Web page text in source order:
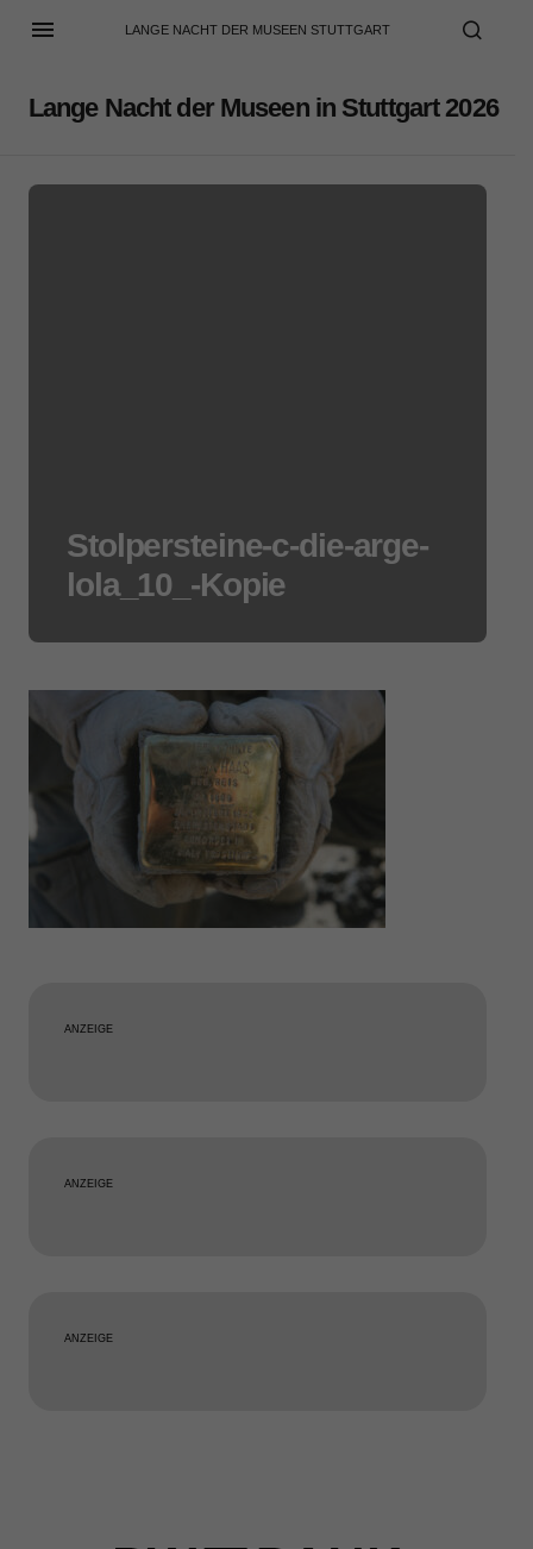
LANGE NACHT DER MUSEEN STUTTGART
Lange Nacht der Museen in Stuttgart 2026
Stolpersteine-c-die-arge-
lola_10_-Kopie
ANZEIGE
ANZEIGE
ANZEIGE